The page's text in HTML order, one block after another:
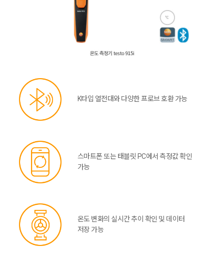
K타입 열전대와 다양한 프로브 호환 가능
스마트폰 또는 태블릿 PC에서 측정값 확인
가능
온도 변화의 실시간 추이 확인 및 데이터
저장 가능